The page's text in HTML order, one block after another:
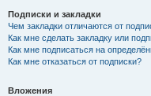
Подписки и закладки
Чем закладки отличаются от
Как мне сделать закладку или
Как мне подписаться на
Как мне отказаться от подписки?
Вложения